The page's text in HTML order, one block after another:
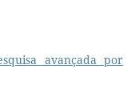
avançada por